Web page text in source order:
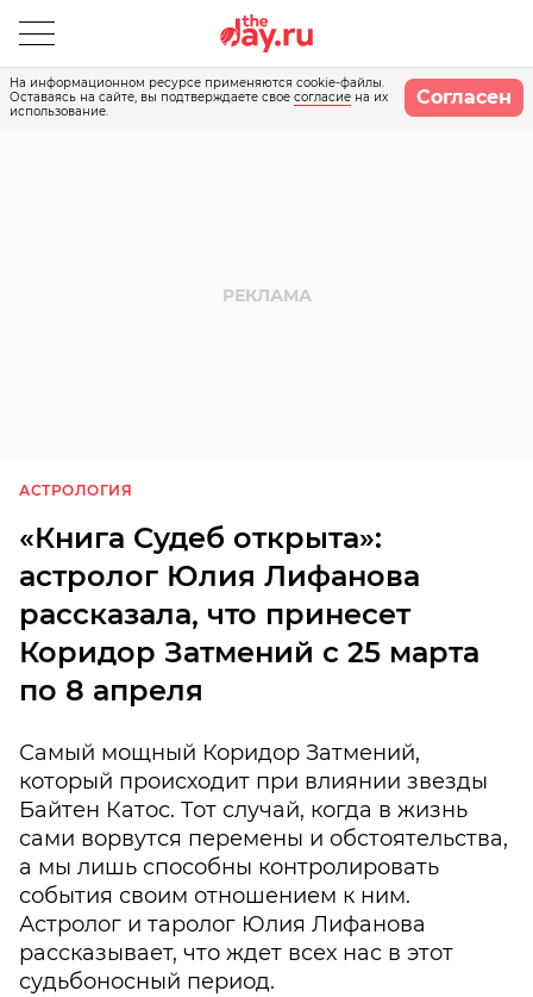
На информационном ресурсе применяются cookie-файлы.
Оставаясь на сайте, вы подтверждаете свое согласие на их
использование.
Согласен
АСТРОЛОГИЯ
«Книга Судеб открыта»:
астролог Юлия Лифанова
рассказала, что принесет
Коридор Затмений с 25 марта
по 8 апреля
Самый мощный Коридор Затмений,
который происходит при влиянии звезды
Байтен Катос. Тот случай, когда в жизнь
сами ворвутся перемены и обстоятельства,
а мы лишь способны контролировать
события своим отношением к ним.
Астролог и таролог Юлия Лифанова
рассказывает, что ждет всех нас в этот
судьбоносный период.